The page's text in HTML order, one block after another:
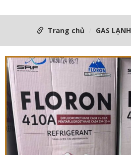
Trang chủ GAS LẠNH